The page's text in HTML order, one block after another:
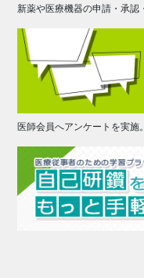
新薬や医療機器の申請・承認
医師会員へアンケートを実施